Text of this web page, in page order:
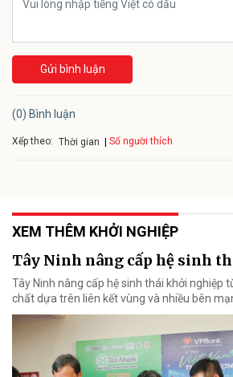
Gửi bình luận
(0) Bình luận
Xếp theo: Thời gian Số người thích
XEM THÊM KHỞI NGHIỆP
Tây Ninh nâng cấp hệ sinh
Tây Ninh nâng cấp hệ sinh thái khởi nghiệp
chất dựa trên liên kết vùng và nhiều bên